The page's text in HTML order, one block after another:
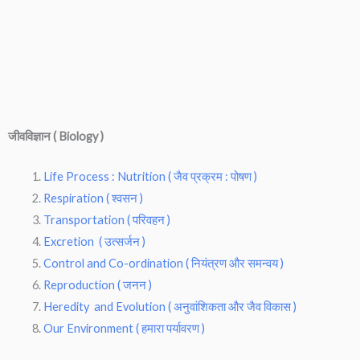
जीवविज्ञान ( Biology )
Life Process : Nutrition ( जैव प्रक्रम : पोषण )
Respiration ( श्वसन )
Transportation ( परिवहन )
Excretion ( उत्सर्जन )
Control and Co-ordination ( नियंत्रण और समन्वय )
Reproduction ( जनन )
Heredity and Evolution ( अनुवांशिकता और जैव विकास )
Our Environment ( हमारा पर्यावरण )